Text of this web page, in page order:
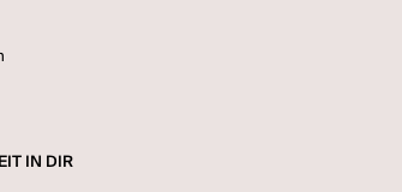
IN DIR